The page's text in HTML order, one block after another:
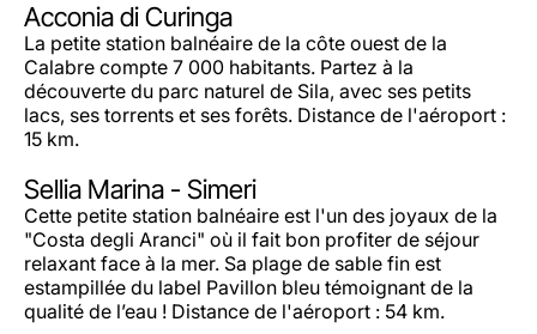
Acconia di Curinga
La petite station balnéaire de la côte ouest de la
Calabre compte 7 000 habitants. Partez à la
découverte du parc naturel de Sila, avec ses petits
lacs, ses torrents et ses forêts. Distance de l'aéroport :
15 km.
Sellia Marina - Simeri
Cette petite station balnéaire est l'un des joyaux de la
"Costa degli Aranci" où il fait bon profiter de séjour
relaxant face à la mer. Sa plage de sable fin est
estampillée du label Pavillon bleu témoignant de la
qualité de l’eau ! Distance de l'aéroport : 54 km.